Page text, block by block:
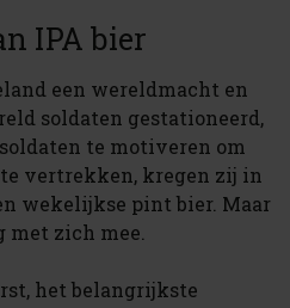
IPA bier
een wereldmacht en
soldaten gestationeerd,
te motiveren om
vertrekken, kregen zij in
wekelijkse pint bier. Maar
zich mee.
het belangrijkste